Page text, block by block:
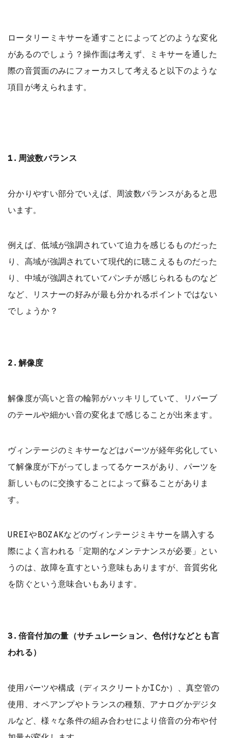
ロータリーミキサーを通すことによってどのような変化
があるのでしょう？操作面は考えず、ミキサーを通した
際の音質面のみにフォーカスして考えると以下のような
項目が考えられます。
1.周波数バランス
分かりやすい部分でいえば、周波数バランスがあると思
います。
例えば、低域が強調されていて迫力を感じるものだった
り、高域が強調されていて現代的に聴こえるものだった
り、中域が強調されていてパンチが感じられるものなど
など、リスナーの好みが最も分かれるポイントではない
でしょうか？
2.解像度
解像度が高いと音の輪郭がハッキリしていて、リバーブ
のテールや細かい音の変化まで感じることが出来ます。
ヴィンテージのミキサーなどはパーツが経年劣化してい
て解像度が下がってしまってるケースがあり、パーツを
新しいものに交換することによって蘇ることがありま
す。
UREIやBOZAKなどのヴィンテージミキサーを購入する
際によく言われる「定期的なメンテナンスが必要」とい
うのは、故障を直すという意味もありますが、音質劣化
を防ぐという意味合いもあります。
3.倍音付加の量（サチュレーション、色付けなどとも言
われる）
使用パーツや構成（ディスクリートかICか）、真空管の
使用、オペアンプやトランスの種類、アナログかデジタ
ルなど、様々な条件の組み合わせにより倍音の分布や付